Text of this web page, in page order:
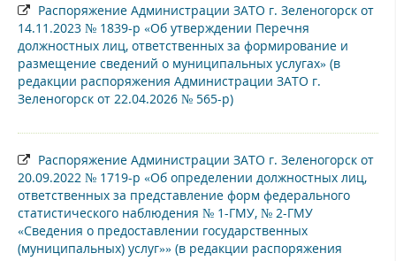
Распоряжение Администрации ЗАТО г. Зеленогорск от
14.11.2023 № 1839-р «Об утверждении Перечня
должностных лиц, ответственных за формирование и
размещение сведений о муниципальных услугах» (в
редакции распоряжения Администрации ЗАТО г.
Зеленогорск от 22.04.2026 № 565-р)
Распоряжение Администрации ЗАТО г. Зеленогорск от
20.09.2022 № 1719-р «Об определении должностных лиц,
ответственных за представление форм федерального
статистического наблюдения № 1-ГМУ, № 2-ГМУ
«Сведения о предоставлении государственных
(муниципальных) услуг»» (в редакции распоряжения